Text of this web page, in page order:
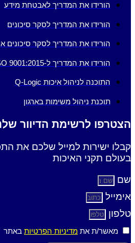
הורידו את המדריך לאבטחת מידע
הורידו את המדריך לסקר סיכונים
הורידו את המדריך לסקר סיכונים
הורידו את המדריך ל-ISO 9001:2015
התוכנה לניהול איכות Q-Logic
תוכנת ניהול משימות בארגון
הצטרפו לרשימת הדיוור
קבלו ישירות למייל שלכם את
בעולם תקני האיכות
שם
אימייל
טלפון
מאשר/ת את מדיניות הפרטיות באתר